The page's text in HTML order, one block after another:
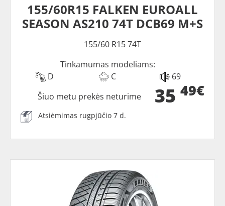
155/60R15 FALKEN EUROALL
SEASON AS210 74T DCB69 M+S
155/60 R15 74T
Tinkamumas modeliams:
D
C 69
35 49€
Šiuo metu prekės neturime
Atsiėmimas rugpjūčio 7 d.